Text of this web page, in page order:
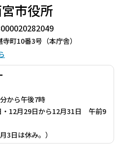
市役所
町10番3号（本庁舎）
から午後7時
・12月29日から12月31日 午前9
3日は休み。）